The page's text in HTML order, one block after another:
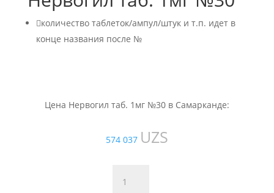
количество таблеток/ампул/штук и т.п. идет в
конце названия после №
Цена Нервогил таб. 1мг №30 в Самарканде:
574 037 UZS
товара